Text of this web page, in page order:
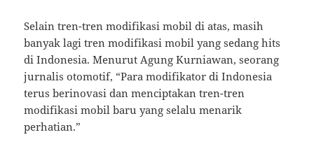
Selain tren-tren modifikasi mobil di atas, masih
banyak lagi tren modifikasi mobil yang sedang hits
di Indonesia. Menurut Agung Kurniawan, seorang
jurnalis otomotif, “Para modifikator di Indonesia
terus berinovasi dan menciptakan tren-tren
modifikasi mobil baru yang selalu menarik
perhatian.”